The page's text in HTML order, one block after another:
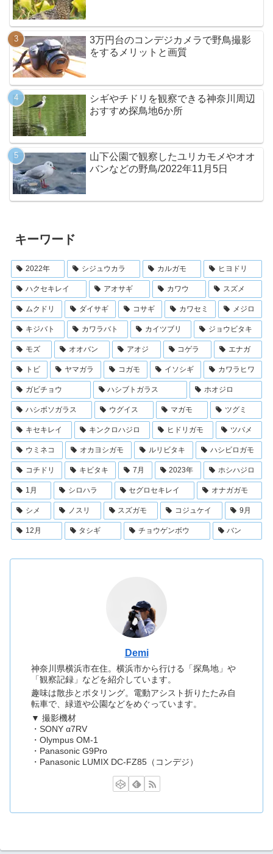
3万円台のコンデジカメラで野鳥撮影
をするメリットと画質
シギやチドリを観察できる神奈川周辺
おすすめ探鳥地6か所
山下公園で観察したユリカモメやオオ
バンなどの野鳥/2022年11月5日
キーワード
2022年 シジュウカラ カルガモ ヒヨドリ
ハクセキレイ アオサギ カワウ スズメ
ムクドリ ダイサギ コサギ カワセミ メジロ
キジバト カワラバト カイツブリ ジョウビタキ
モズ オオバン アオジ コゲラ エナガ
トビ ヤマガラ コガモ イソシギ カワラヒワ
ガビチョウ ハシブトガラス ホオジロ
ハシボソガラス ウグイス マガモ ツグミ
キセキレイ キンクロハジロ ヒドリガモ ツバメ
ウミネコ オカヨシガモ ルリビタキ ハシビロガモ
コチドリ キビタキ 7月 2023年 ホシハジロ
1月 シロハラ セグロセキレイ オナガガモ
シメ ノスリ スズガモ コジュケイ 9月
12月 タシギ チョウゲンボウ バン
Demi
神奈川県横浜市在住。横浜市から行ける「探鳥地」や
「観察記録」などを紹介しています。
趣味は散歩とポタリング。電動アシスト折りたたみ自
転車で、緑道や公園などをめぐっています。
▼ 撮影機材
・SONY α7RV
・Olympus OM-1
・Panasonic G9Pro
・Panasonic LUMIX DC-FZ85（コンデジ）